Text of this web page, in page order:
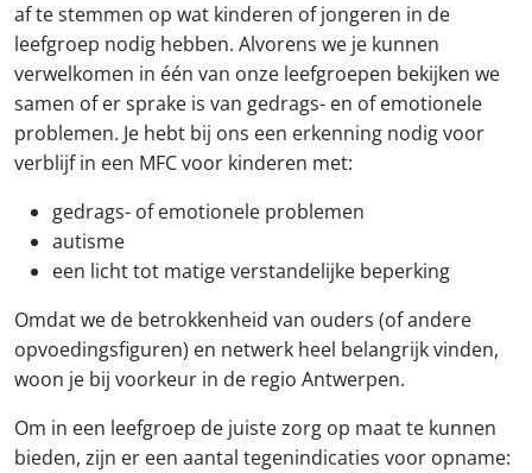
af te stemmen op wat kinderen of jongeren in de
leefgroep nodig hebben. Alvorens we je kunnen
verwelkomen in één van onze leefgroepen bekijken we
samen of er sprake is van gedrags- en of emotionele
problemen. Je hebt bij ons een erkenning nodig voor
verblijf in een MFC voor kinderen met:
gedrags- of emotionele problemen
autisme
een licht tot matige verstandelijke beperking
Omdat we de betrokkenheid van ouders (of andere
opvoedingsfiguren) en netwerk heel belangrijk vinden,
woon je bij voorkeur in de regio Antwerpen.
Om in een leefgroep de juiste zorg op maat te kunnen
bieden, zijn er een aantal tegenindicaties voor opname: